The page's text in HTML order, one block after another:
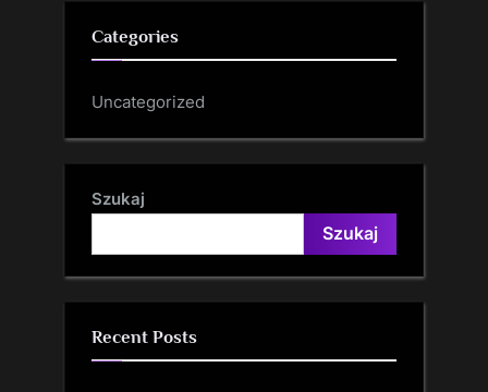
Categories
Uncategorized
Szukaj
Szukaj
Recent Posts